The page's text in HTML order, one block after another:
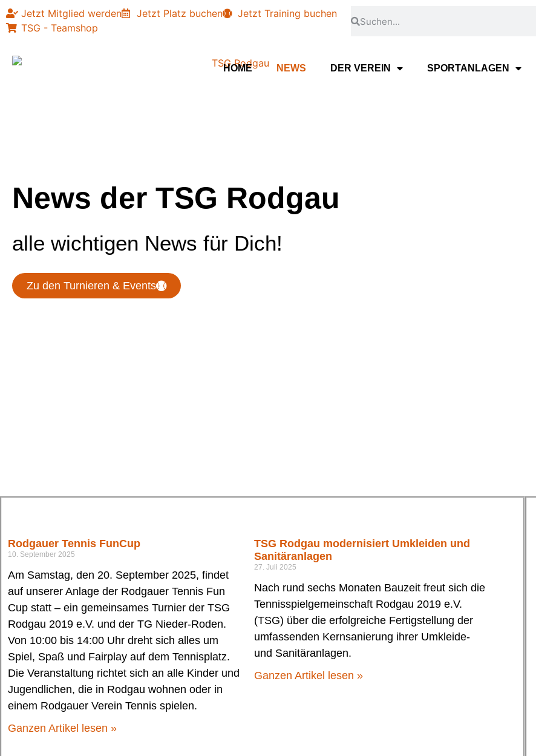
Jetzt Mitglied werden Jetzt Platz buchen
Jetzt Training buchen
TSG - Teamshop
HOME NEWS DER VEREIN SPORTANLAGEN
News der TSG Rodgau
alle wichtigen News für Dich!
Zu den Turnieren & Events
Rodgauer Tennis FunCup
10. September 2025
Am Samstag, den 20. September 2025, findet
auf unserer Anlage der Rodgauer Tennis Fun
Cup statt – ein gemeinsames Turnier der TSG
Rodgau 2019 e.V. und der TG Nieder-Roden.
Von 10:00 bis 14:00 Uhr dreht sich alles um
Spiel, Spaß und Fairplay auf dem Tennisplatz.
Die Veranstaltung richtet sich an alle Kinder und
Jugendlichen, die in Rodgau wohnen oder in
einem Rodgauer Verein Tennis spielen.
Ganzen Artikel lesen »
TSG Rodgau modernisiert Umkleiden und
Sanitäranlagen
27. Juli 2025
Nach rund sechs Monaten Bauzeit freut sich die
Tennisspielgemeinschaft Rodgau 2019 e.V.
(TSG) über die erfolgreiche Fertigstellung der
umfassenden Kernsanierung ihrer Umkleide-
und Sanitäranlagen.
Ganzen Artikel lesen »